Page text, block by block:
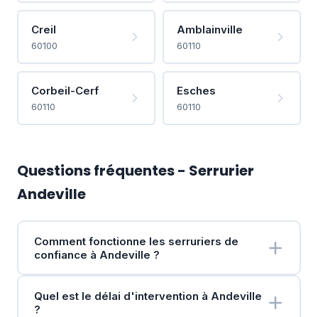
Creil
60100
Amblainville
60110
Corbeil-Cerf
60110
Esches
60110
Questions fréquentes - Serrurier
Andeville
Comment fonctionne les serruriers de
confiance à Andeville ?
Quel est le délai d'intervention à Andeville
?